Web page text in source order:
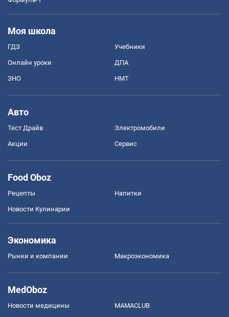
Моя школа
ГДЗ Учебники
Онлайн уроки ДПА
ЗНО НМТ
Авто
Тест Драйв Электромобили
Акции Сервис
Food Oboz
Рецепты Напитки
Новости Кулинарии
Экономика
Рынки и компании Mакроэкономика
MedOboz
Новости медицины MAMACLUB